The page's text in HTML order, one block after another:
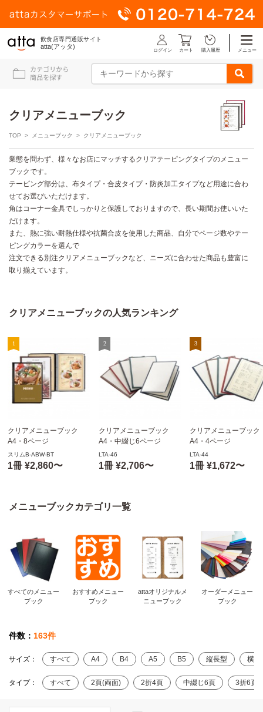
飲食店専門通販サイト
atta(アッタ) ログイン カート 購入履歴 メニュー
クリアメニューブック
TOP > メニューブック > クリアメニューブック
業態を問わず、様々なお店にマッチするクリアテーピングタイプのメニュー
ブックです。
テーピング部分は、布タイプ・合皮タイプ・防炎加工タイプなど用途に合わ
せてお選びいただけます。
角はコーナー金具でしっかりと保護しておりますので、長い期間お使いいた
だけます。
また、熱に強い耐熱仕様や抗菌合皮を使用した商品、自分でページ数やテー
ピングカラーを選んで
注文できる別注クリアメニューブックなど、ニーズに合わせた商品も豊富に
取り揃えています。
クリアメニューブックの人気ランキング
クリアメニューブック
A4・8ページ
スリムB-ABW-BT スリム
バインダー仕様(防滴ビニ
ール) シンビ(SHIMBI)
スリムB-ABW-BT
1冊 ¥2,860〜
クリアメニューブック
A4・中綴じ6ページ
LTA-46 合皮クリアテーピ
ングメニュー えいむ(Aim)
LTA-46
1冊 ¥2,706〜
クリアメニューブック
A4・4ページ
LTA-44 合皮クリアテ
ングメニュー えいむ
LTA-44
1冊 ¥1,672〜
メニューブックカテゴリ一覧
すべてのメニュー
ブック
おすすめメニュー
ブック
attaオリジナルメ
ニューブック
オーダーメニュー
ブック
件数： 163件
サイズ： すべて A4 B4 A5 B5 縦長型 横長
タイプ： すべて 2頁(両面) 2折4頁 中綴じ6頁 3折6頁